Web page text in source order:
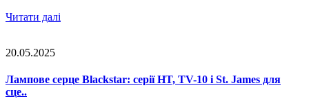
Читати далі
20.05.2025
Лампове серце Blackstar: серії HT, TV-10 і St. James для
сце..